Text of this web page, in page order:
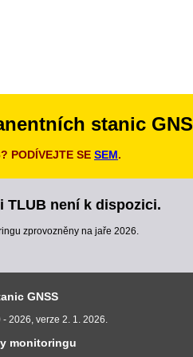
stanic
PODÍVEJTE SE SEM.
TLUB není k dispozici.
zprovozněny na jaře 2026.
GNSS
2026, verze 2. 1. 2026.
monitoringu